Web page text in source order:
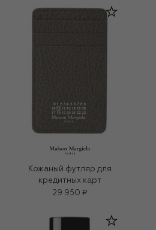
Кожаный футляр для
кредитных карт
29 950 ₽